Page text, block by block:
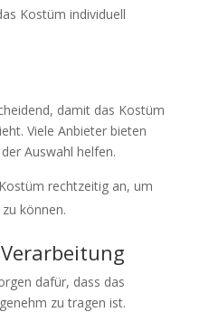
Kostüm individuell
damit das Kostüm
Viele Anbieter bieten
Auswahl helfen.
rechtzeitig an, um
können.
dafür, dass das
zu tragen ist.